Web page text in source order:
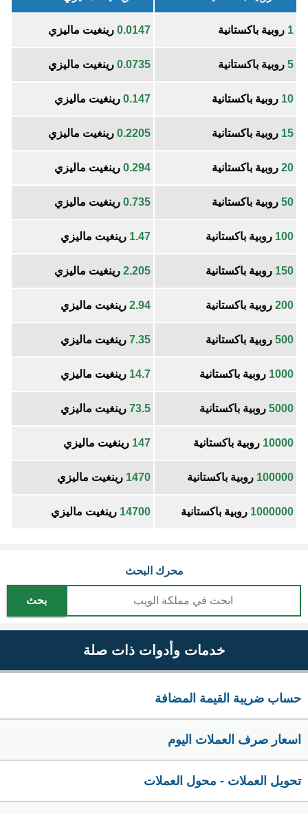
1 روبية باكستانية 0.0147 رينغيت ماليزي
5 روبية باكستانية 0.0735 رينغيت ماليزي
10 روبية باكستانية 0.147 رينغيت ماليزي
15 روبية باكستانية 0.2205 رينغيت ماليزي
20 روبية باكستانية 0.294 رينغيت ماليزي
50 روبية باكستانية 0.735 رينغيت ماليزي
100 روبية باكستانية 1.47 رينغيت ماليزي
150 روبية باكستانية 2.205 رينغيت ماليزي
200 روبية باكستانية 2.94 رينغيت ماليزي
500 روبية باكستانية 7.35 رينغيت ماليزي
1000 روبية باكستانية 14.7 رينغيت ماليزي
5000 روبية باكستانية 73.5 رينغيت ماليزي
10000 روبية باكستانية 147 رينغيت ماليزي
100000 روبية باكستانية 1470 رينغيت ماليزي
1000000 روبية باكستانية 14700 رينغيت ماليزي
محرك البحث
بحث
خدمات وأدوات ذات صلة
حساب ضريبة القيمة المضافة
اسعار صرف العملات اليوم
تحويل العملات - محول العملات